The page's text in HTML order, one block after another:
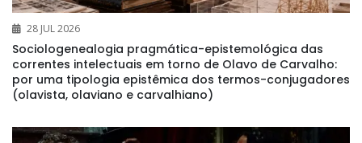
28 JUL 2026
Sociologenealogia pragmática-epistemológica das
correntes intelectuais em torno de Olavo de Carvalho:
por uma tipologia epistêmica dos termos-conjugadores
(olavista, olaviano e carvalhiano)